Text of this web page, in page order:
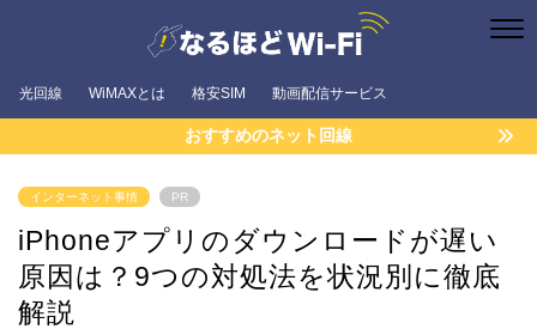
光回線 WiMAXとは 格安SIM 動画配信サービス
おすすめのネット回線
インターネット事情 PR
iPhoneアプリのダウンロードが遅い
原因は？9つの対処法を状況別に徹底
解説